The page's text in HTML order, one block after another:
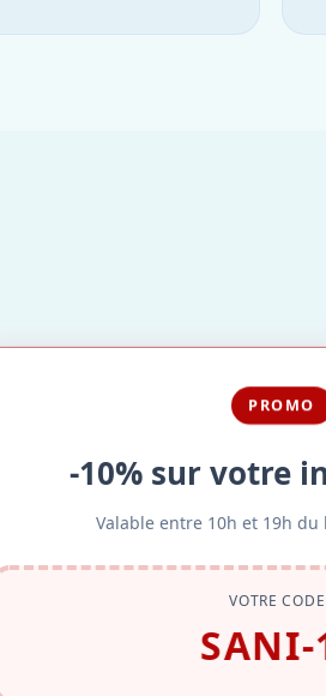
PROMO
-10% sur votre
Valable entre 10h et 19h
VOTRE
SANI-